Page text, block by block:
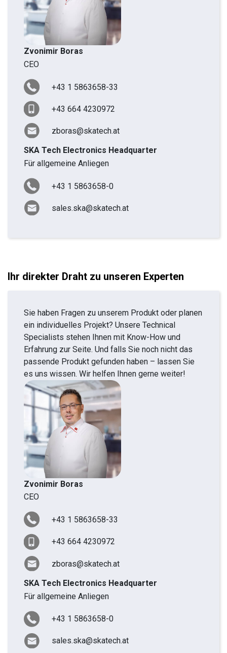
Zvonimir Boras
CEO
+43 1 5863658-33
+43 664 4230972
zboras@skatech.at
SKA Tech Electronics Headquarter
Für allgemeine Anliegen
+43 1 5863658-0
sales.ska@skatech.at
Ihr direkter Draht zu unseren Experten
Sie haben Fragen zu unserem Produkt oder planen
ein individuelles Projekt? Unsere Technical
Specialists stehen Ihnen mit Know-How und
Erfahrung zur Seite. Und falls Sie noch nicht das
passende Produkt gefunden haben – lassen Sie
es uns wissen. Wir helfen Ihnen gerne weiter!
Zvonimir Boras
CEO
+43 1 5863658-33
+43 664 4230972
zboras@skatech.at
SKA Tech Electronics Headquarter
Für allgemeine Anliegen
+43 1 5863658-0
sales.ska@skatech.at